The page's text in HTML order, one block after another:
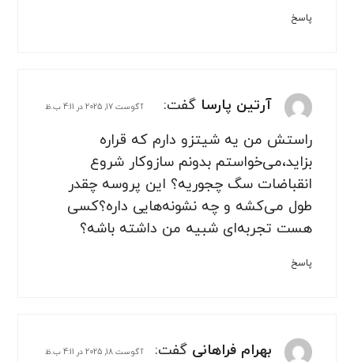
پاسخ
آرتین پارسا گفت: آگوست 17, 2025 در 4:11 ب.ظ
راستش من یه شیتزو دارم که قراره
بزاید،می‌خواستم بدونم سازوکار شروع
انقباضات سگ چجوریه؟ این پروسه چقدر
طول می‌کشه و چه نشونه‌هایی داره؟کسی
هست تجربه‌ای شبیه من داشته باشه؟
پاسخ
بهرام فراهانی گفت: آگوست 18, 2025 در 4:11 ب.ظ